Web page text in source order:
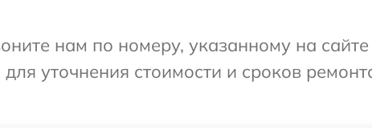
нам по номеру, указанному на сайте
уточнения стоимости и сроков